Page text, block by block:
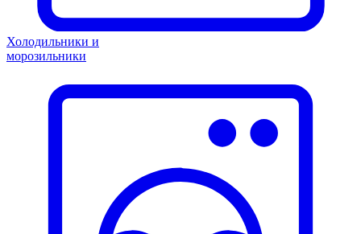
Холодильники и
морозильники